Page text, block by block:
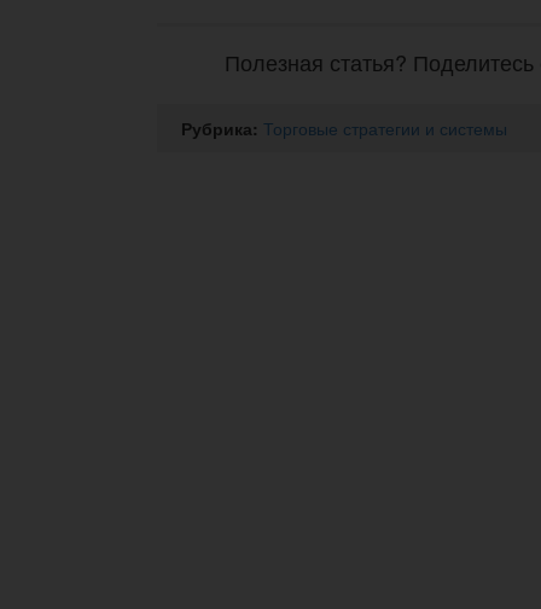
Полезная статья?
Рубрика: Торговые стратегии и системы